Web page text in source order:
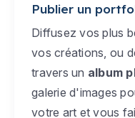
Publier un
Diffusez vos plus
vos créations, ou
travers un album
galerie d'images
votre art et vous